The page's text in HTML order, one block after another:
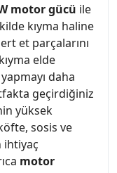
motor gücü ile
kıyma haline
et parçalarını
elde
daha
geçirdiğiniz
yüksek
sosis ve
ihtiyaç
motor